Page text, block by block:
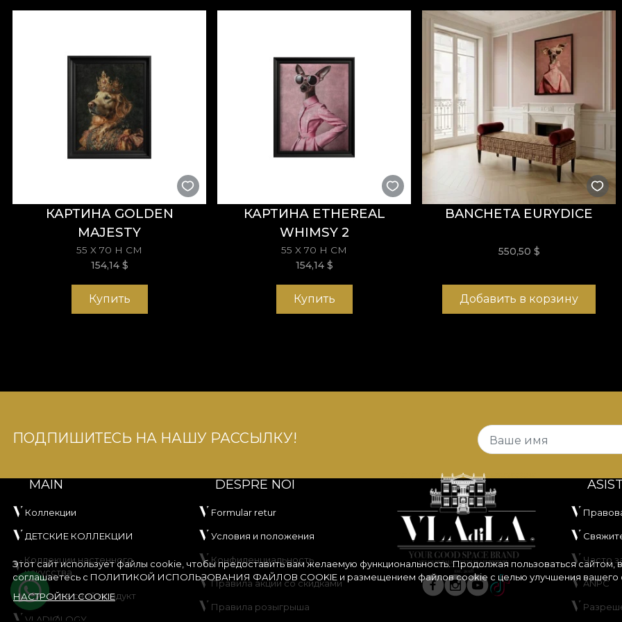
КАРТИНА GOLDEN
MAJESTY
55 X 70 H СМ
154,14 $
Купить
КАРТИНА ETHEREAL
WHIMSY 2
55 X 70 H СМ
154,14 $
Купить
BANCHETA EURYDICE
550,50 $
Добавить в корзину
Этот сайт использует файлы cookie, чтобы предоставить вам желаемую функциональность. Продолжая пользоваться сайтом,
соглашаетесь с ПОЛИТИКОЙ ИСПОЛЬЗОВАНИЯ ФАЙЛОВ COOKIE и размещением файлов cookie с целью улучшения вашего
НАСТРОЙКИ COOKIE
ПОДПИШИТЕСЬ НА НАШУ РАССЫЛКУ! Ваше имя
MAIN
Коллекции
ДЕТСКИЕ КОЛЛЕКЦИИ
Коллекции настенного
искусства
Создайте свой продукт
VLADIØLOGY
DESPRE NOI
Formular retur
Условия и положения
Конфиденциальность
Правила акции со скидками
Правила розыгрыша
Часто
ANPC